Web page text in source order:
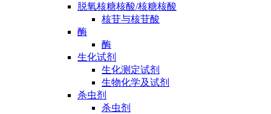
脱氧核糖核酸/核糖核酸
核苷与核苷酸
酶
酶
生化试剂
生化测定试剂
生物化学及试剂
杀虫剂
杀虫剂